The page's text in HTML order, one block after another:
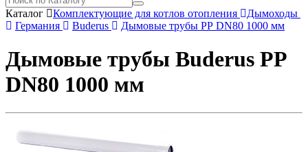
Каталог Комплектующие для котлов отопления
Дымоходы
Германия
Buderus Дымовые трубы РР DN80 1000 мм
Дымовые трубы Buderus РР
DN80 1000 мм